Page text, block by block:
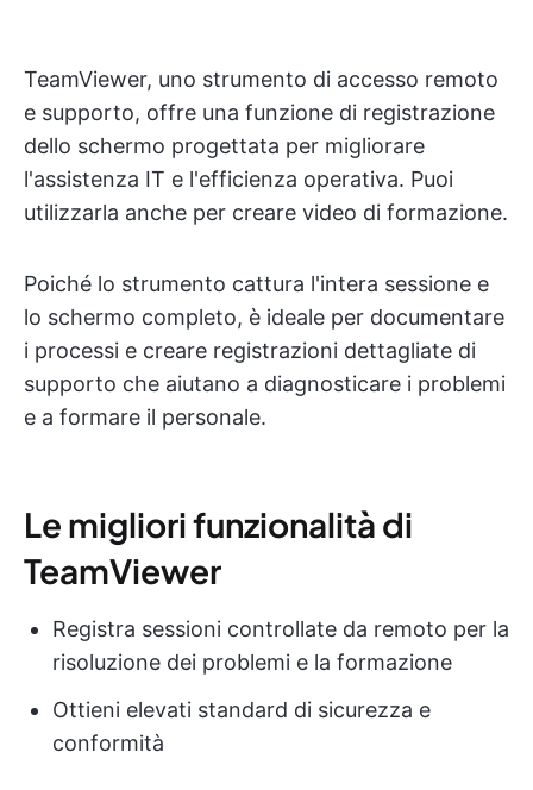
TeamViewer, uno strumento di accesso remoto
e supporto, offre una funzione di registrazione
dello schermo progettata per migliorare
l'assistenza IT e l'efficienza operativa. Puoi
utilizzarla anche per creare video di formazione.
Poiché lo strumento cattura l'intera sessione e
lo schermo completo, è ideale per documentare
i processi e creare registrazioni dettagliate di
supporto che aiutano a diagnosticare i problemi
e a formare il personale.
Le migliori funzionalità di
TeamViewer
Registra sessioni controllate da remoto per la
risoluzione dei problemi e la formazione
Ottieni elevati standard di sicurezza e
conformità